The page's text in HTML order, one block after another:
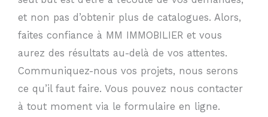
et non pas d’obtenir plus de catalogues. Alors,
faites confiance à MM IMMOBILIER et vous
aurez des résultats au-delà de vos attentes.
Communiquez-nous vos projets, nous serons
ce qu’il faut faire. Vous pouvez nous contacter
à tout moment via le formulaire en ligne.